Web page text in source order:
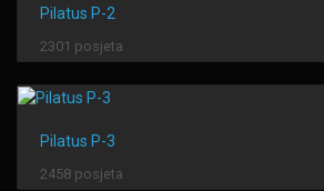
Pilatus P-2
2301 posjeta
Pilatus P-3
2458 posjeta